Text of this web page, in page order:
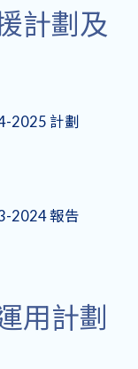
計劃及
2025 計劃
2024 報告
用計劃